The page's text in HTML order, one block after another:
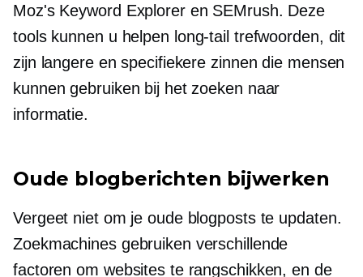
Moz's Keyword Explorer en SEMrush. Deze
tools kunnen u helpen long-tail trefwoorden, dit
zijn langere en specifiekere zinnen die mensen
kunnen gebruiken bij het zoeken naar
informatie.
Oude blogberichten bijwerken
Vergeet niet om je oude blogposts te updaten.
Zoekmachines gebruiken verschillende
factoren om websites te rangschikken, en de